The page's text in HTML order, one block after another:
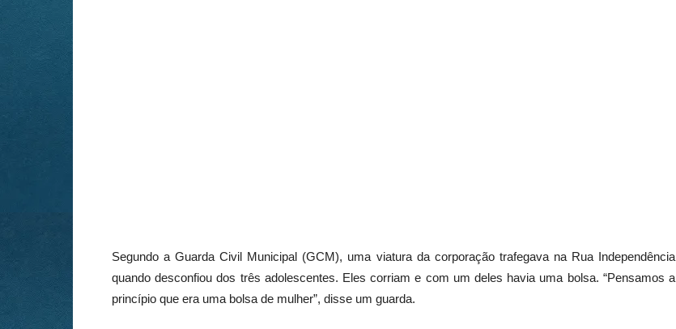
Segundo a Guarda Civil Municipal (GCM), uma viatura da corporação trafegava na Rua Independência
quando desconfiou dos três adolescentes. Eles corriam e com um deles havia uma bolsa. “Pensamos a
princípio que era uma bolsa de mulher”, disse um guarda.